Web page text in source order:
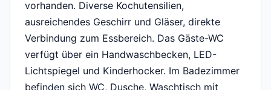
vorhanden. Diverse Kochutensilien,
ausreichendes Geschirr und Gläser, direkte
Verbindung zum Essbereich. Das Gäste-WC
verfügt über ein Handwaschbecken, LED-
Lichtspiegel und Kinderhocker. Im Badezimmer
befinden sich WC, Dusche, Waschtisch mit